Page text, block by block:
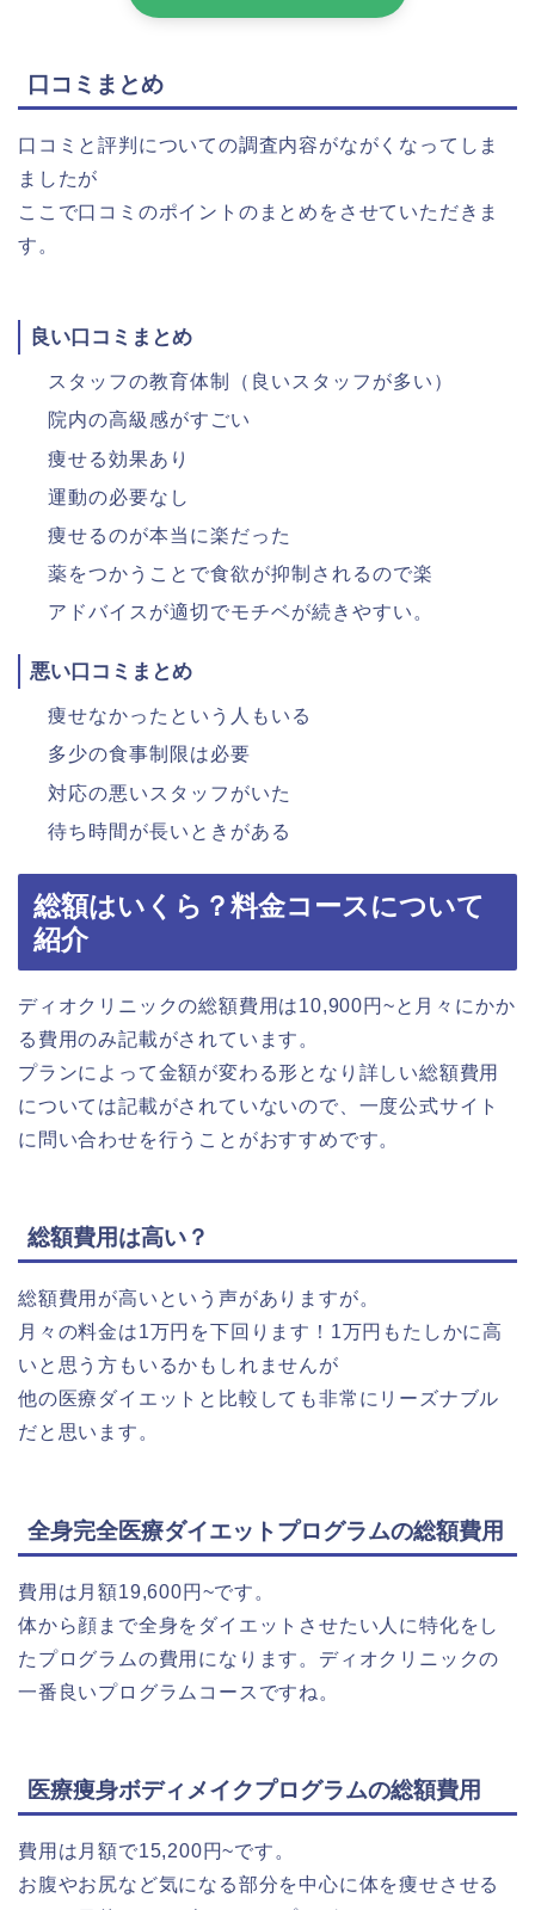
口コミまとめ
口コミと評判についての調査内容がながくなってしま
ましたが
ここで口コミのポイントのまとめをさせていただきま
す。
良い口コミまとめ
スタッフの教育体制（良いスタッフが多い）
院内の高級感がすごい
痩せる効果あり
運動の必要なし
痩せるのが本当に楽だった
薬をつかうことで食欲が抑制されるので楽
アドバイスが適切でモチベが続きやすい。
悪い口コミまとめ
痩せなかったという人もいる
多少の食事制限は必要
対応の悪いスタッフがいた
待ち時間が長いときがある
総額はいくら？料金コースについて
紹介
ディオクリニックの総額費用は10,900円~と月々にかか
る費用のみ記載がされています。
プランによって金額が変わる形となり詳しい総額費用
については記載がされていないので、一度公式サイト
に問い合わせを行うことがおすすめです。
総額費用は高い？
総額費用が高いという声がありますが。
月々の料金は1万円を下回ります！1万円もたしかに高
いと思う方もいるかもしれませんが
他の医療ダイエットと比較しても非常にリーズナブル
だと思います。
全身完全医療ダイエットプログラムの総額費用
費用は月額19,600円~です。
体から顔まで全身をダイエットさせたい人に特化をし
たプログラムの費用になります。ディオクリニックの
一番良いプログラムコースですね。
医療痩身ボディメイクプログラムの総額費用
費用は月額で15,200円~です。
お腹やお尻など気になる部分を中心に体を痩せさせる